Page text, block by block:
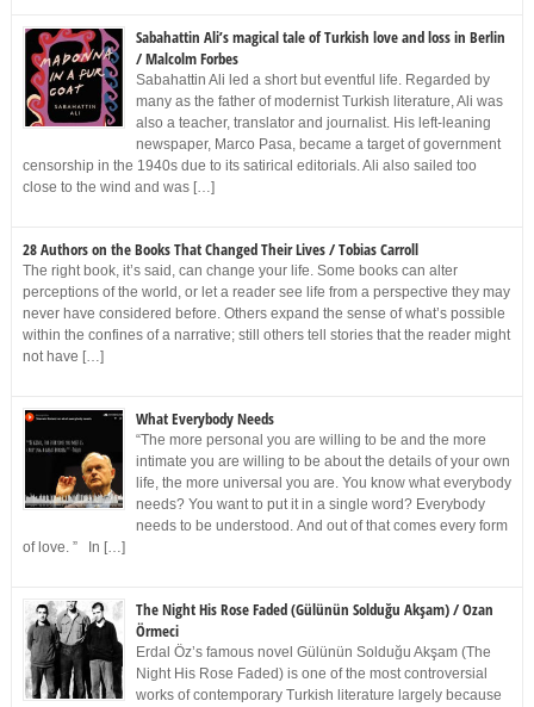
Sabahattin Ali’s magical tale of Turkish love and loss in Berlin
/ Malcolm Forbes
Sabahattin Ali led a short but eventful life. Regarded by
many as the father of modernist Turkish literature, Ali was
also a teacher, translator and journalist. His left-leaning
newspaper, Marco Pasa, became a target of government
censorship in the 1940s due to its satirical editorials. Ali also sailed too
close to the wind and was […]
28 Authors on the Books That Changed Their Lives / Tobias Carroll
The right book, it’s said, can change your life. Some books can alter
perceptions of the world, or let a reader see life from a perspective they may
never have considered before. Others expand the sense of what’s possible
within the confines of a narrative; still others tell stories that the reader might
not have […]
What Everybody Needs
“The more personal you are willing to be and the more
intimate you are willing to be about the details of your own
life, the more universal you are. You know what everybody
needs? You want to put it in a single word? Everybody
needs to be understood. And out of that comes every form
of love. ” In […]
The Night His Rose Faded (Gülünün Solduğu Akşam) / Ozan
Örmeci
Erdal Öz’s famous novel Gülünün Solduğu Akşam (The
Night His Rose Faded) is one of the most controversial
works of contemporary Turkish literature largely because